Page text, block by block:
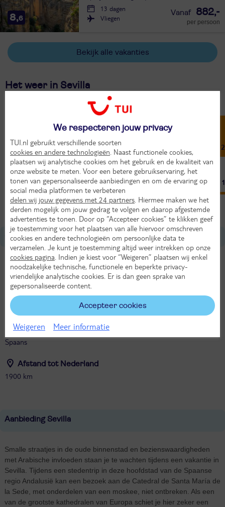
8,6
13 dagen
Vliegen
882,-
per persoon
Bekijk alle vakanties
Het weer in Sevilla
7°
7
19°
8°
8
Mrt
21°
10°
8
Apr
23°
12°
9
28°
11 13
Bron: Weeronline
Over Spanje
Tijdverschil met Nederland
Gelijk aan NL
Munteenheid
Euro
Taal
Spaans
Afstand tot Nederland
1900 km
Aanbieding Sevilla
Smalle straatjes in de oude binnenstad en bezienswaardigheden
met Arabische invloeden staan je te wachten tijdens een vakantie in
Sevilla. Tijdens een stedentrip in deze hoofdstad van de Spaanse
regio Andalusië kan een bezoek aan de Catedral de Santa María de
la Sede, met onderdelen van een moskee, niet ontbreken. Als een
van de grootste kathedralen van Europa schiet je hier zeker een
We respecteren jouw privacy
TUI.nl gebruikt verschillende soorten
cookies en andere technologieën . Naast functionele cookies,
plaatsen wij analytische cookies om het gebruik en de kwaliteit van
onze website te meten. Voor een betere gebruikservaring, het
tonen van gepersonaliseerde aanbiedingen en om de ervaring op
social media platformen te verbeteren
delen wij jouw gegevens met 24 partners . Hiermee maken we het
derden mogelijk om jouw gedrag te volgen en daarop afgestemde
advertenties te tonen. Door op “Accepteer cookies” te klikken geef
je toestemming voor het plaatsen van alle hiervoor omschreven
cookies en andere technologieën om persoonlijke data te
verzamelen. Je kunt je toestemming altijd weer intrekken op onze
cookies pagina . Indien je kiest voor “Weigeren” plaatsen wij enkel
noodzakelijke technische, functionele en beperkte privacy-
vriendelijke analytische cookies. Er is dan geen sprake van
gepersonaliseerde content.
Accepteer cookies
Weigeren Meer informatie